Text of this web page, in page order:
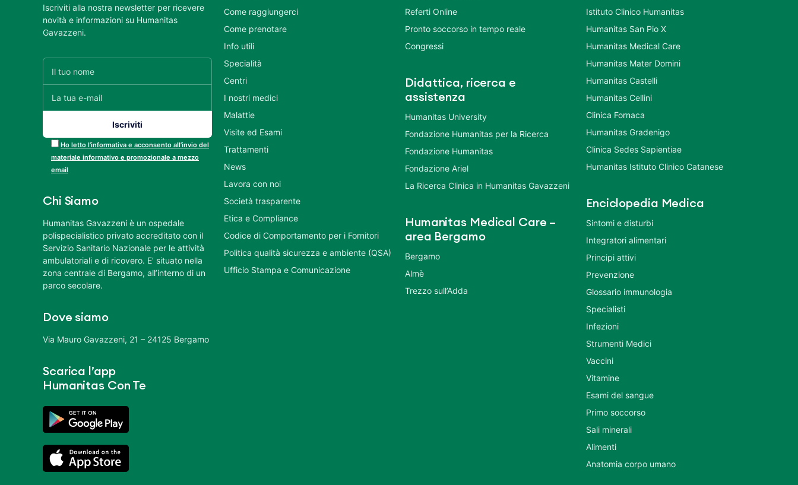
Iscriviti alla nostra newsletter per ricevere
novità e informazioni su Humanitas
Gavazzeni.
Ho letto l’informativa e acconsento all’invio del
materiale informativo e promozionale a mezzo
email
Chi Siamo
Humanitas Gavazzeni è un ospedale
polispecialistico privato accreditato con il
Servizio Sanitario Nazionale per le attività
ambulatoriali e di ricovero. E’ situato nella
zona centrale di Bergamo, all’interno di un
parco secolare.
Dove siamo
Via Mauro Gavazzeni, 21 – 24125 Bergamo
Scarica l’app
Humanitas Con Te
Come raggiungerci
Come prenotare
Info utili
Specialità
Centri
I nostri medici
Malattie
Visite ed Esami
Trattamenti
News
Lavora con noi
Società trasparente
Etica e Compliance
Codice di Comportamento per i Fornitori
Politica qualità sicurezza e ambiente (QSA)
Ufficio Stampa e Comunicazione
Referti Online
Pronto soccorso in tempo reale
Congressi
Didattica, ricerca e
assistenza
Humanitas University
Fondazione Humanitas per la Ricerca
Fondazione Humanitas
Fondazione Ariel
La Ricerca Clinica in Humanitas Gavazzeni
Humanitas Medical Care –
area Bergamo
Bergamo
Almè
Trezzo sull’Adda
Istituto Clinico Humanitas
Humanitas San Pio X
Humanitas Medical Care
Humanitas Mater Domini
Humanitas Castelli
Humanitas Cellini
Clinica Fornaca
Humanitas Gradenigo
Clinica Sedes Sapientiae
Humanitas Istituto Clinico Catanese
Enciclopedia Medica
Sintomi e disturbi
Integratori alimentari
Principi attivi
Prevenzione
Glossario immunologia
Specialisti
Infezioni
Strumenti Medici
Vaccini
Vitamine
Esami del sangue
Primo soccorso
Sali minerali
Alimenti
Anatomia corpo umano